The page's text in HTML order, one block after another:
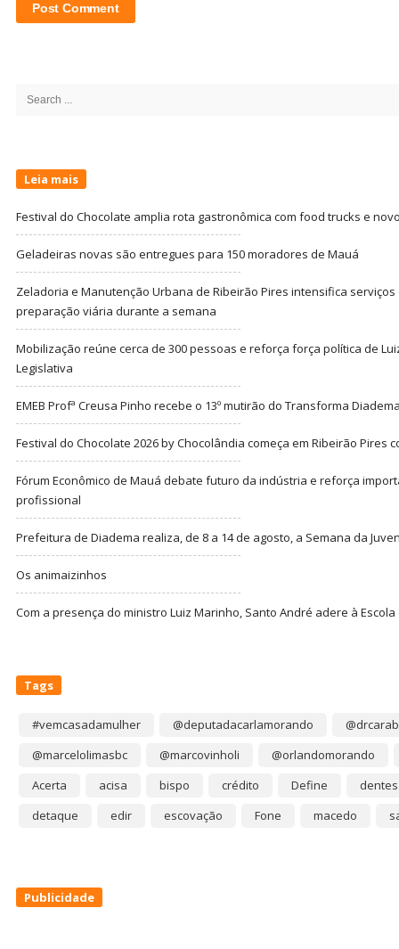
Search
Leia mais
Festival do Chocolate amplia rota gastronômica com food trucks e
Geladeiras novas são entregues para 150 moradores de Mauá
Zeladoria e Manutenção Urbana de Ribeirão Pires intensifica
preparação viária durante a semana
Mobilização reúne cerca de 300 pessoas e reforça força política de
Legislativa
EMEB Profª Creusa Pinho recebe o 13º mutirão do Transforma
Festival do Chocolate 2026 by Chocolândia começa em Ribeirão Pires
Fórum Econômico de Mauá debate futuro da indústria e reforça
profissional
Prefeitura de Diadema realiza, de 8 a 14 de agosto, a Semana da
Os animaizinhos
Com a presença do ministro Luiz Marinho, Santo André adere à
Tags
#vemcasadamulher @deputadacarlamorando
@marcelolimasbc
@marcovinholi
@orlandomorando
Acerta
acisa bispo crédito Define
dentes
detaque
edir escovação Fone macedo
Publicidade